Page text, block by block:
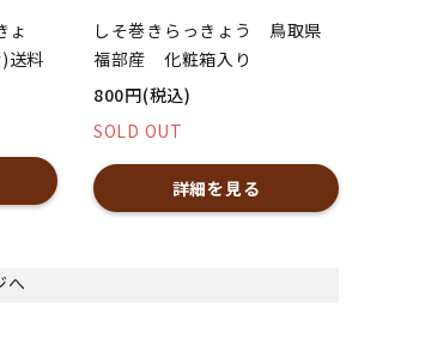
ょ
送料
しそ巻きらっきょう 鳥取県
福部産 化粧箱入り
800円(税込)
SOLD OUT
詳細を見る
へ